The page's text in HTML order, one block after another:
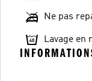
Ne pas
Lavage en